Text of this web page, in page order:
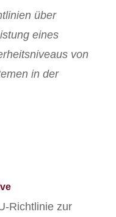
über
eines
von
in der
Richtlinie zur